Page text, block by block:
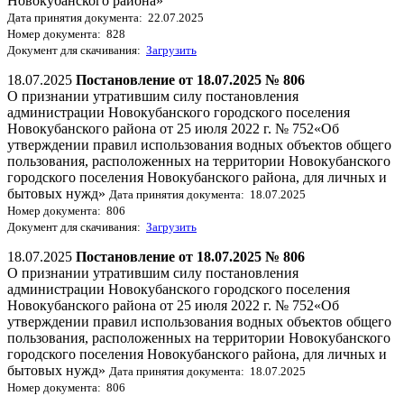
Дата принятия документа: 22.07.2025
Номер документа: 828
Документ для скачивания: Загрузить
18.07.2025 Постановление от 18.07.2025 № 806
О признании утратившим силу постановления
администрации Новокубанского городского поселения
Новокубанского района от 25 июля 2022 г. № 752«Об
утверждении правил использования водных объектов общего
пользования, расположенных на территории Новокубанского
городского поселения Новокубанского района, для личных и
бытовых нужд» Дата принятия документа: 18.07.2025
Номер документа: 806
Документ для скачивания: Загрузить
18.07.2025 Постановление от 18.07.2025 № 806
О признании утратившим силу постановления
администрации Новокубанского городского поселения
Новокубанского района от 25 июля 2022 г. № 752«Об
утверждении правил использования водных объектов общего
пользования, расположенных на территории Новокубанского
городского поселения Новокубанского района, для личных и
бытовых нужд» Дата принятия документа: 18.07.2025
Номер документа: 806